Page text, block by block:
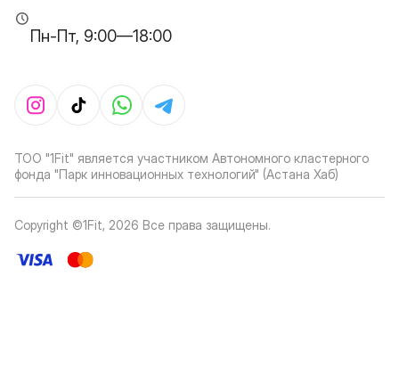
Пн-Пт, 9:00—18:00
ТОО "1Fit" является участником Автономного кластерного
фонда "Парк инновационных технологий" (Астана Хаб)
Copyright ©1Fit, 2026 Все права защищены.